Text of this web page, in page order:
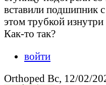
вставили подшипник
этом трубкой
Как-то так?
войти
Orthoped Вс, 12/02/